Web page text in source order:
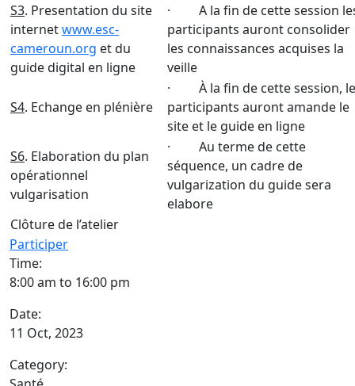
S3. Presentation du site
internetwww.esc-
cameroun.org et du
guide digital en ligne
· A la fin de cette session
participants auront consolider
les connaissances acquises la
veille
S4. Echange en plénière
· À la fin de cette session,
participants auront amande le
site et le guide en ligne
S6. Elaboration du plan
opérationnel
vulgarisation
· Au terme de cette
séquence, un cadre de
vulgarization du guide sera
elabore
Clôture de l’atelier
Participer
Time:
8:00 am to 16:00 pm
Date:
11 Oct, 2023
Category: